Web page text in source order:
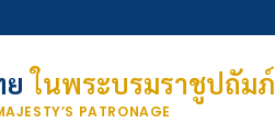
ยในพระบรมราชูปถัมภ์
PATRONAGE